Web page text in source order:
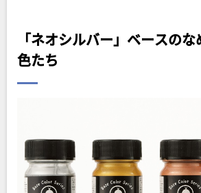
「ネオシルバー」ベースの
色たち